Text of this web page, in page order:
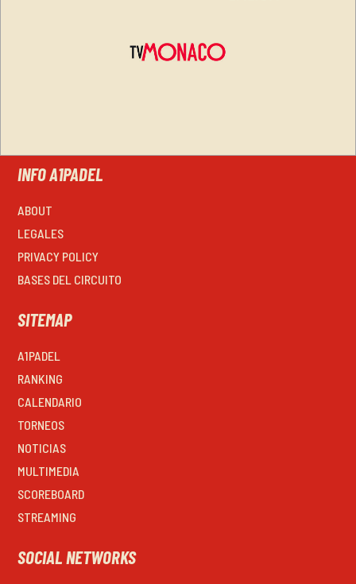
INFO A1PADEL
ABOUT
LEGALES
PRIVACY POLICY
BASES DEL CIRCUITO
SITEMAP
A1PADEL
RANKING
CALENDARIO
TORNEOS
NOTICIAS
MULTIMEDIA
SCOREBOARD
STREAMING
SOCIAL NETWORKS